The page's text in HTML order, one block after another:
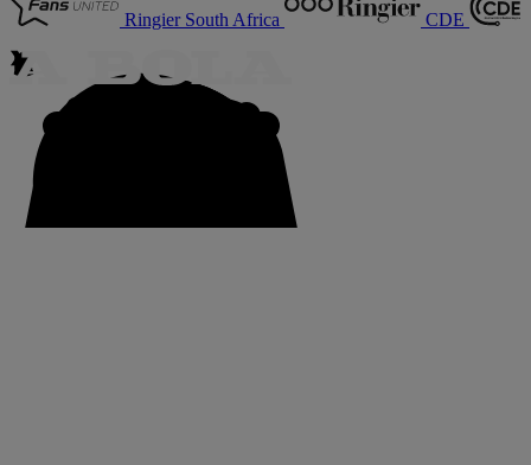
Ringier South Africa CDE